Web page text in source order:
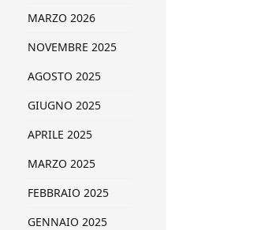
MARZO 2026
NOVEMBRE 2025
AGOSTO 2025
GIUGNO 2025
APRILE 2025
MARZO 2025
FEBBRAIO 2025
GENNAIO 2025